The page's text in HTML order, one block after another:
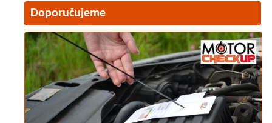
Doporučujeme